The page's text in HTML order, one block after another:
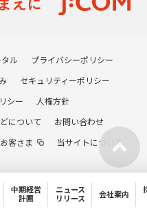
中期経営
計画
ニュース
リリース
会社案内
ル
プライバシーポリシー
セキュリティーポリシー
シー
人権方針
について
お問い合わせ
客さま 当サイトについて